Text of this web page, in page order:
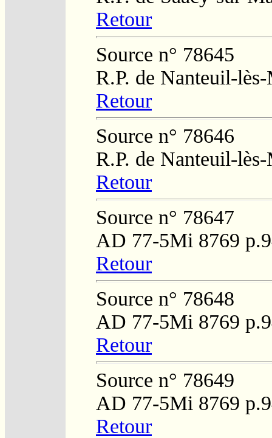
Retour
Source n° 78645
R.P. de Nanteuil-
Retour
Source n° 78646
R.P. de Nanteuil-
Retour
Source n° 78647
AD 77-5Mi 8769
Retour
Source n° 78648
AD 77-5Mi 8769
Retour
Source n° 78649
AD 77-5Mi 8769
Retour